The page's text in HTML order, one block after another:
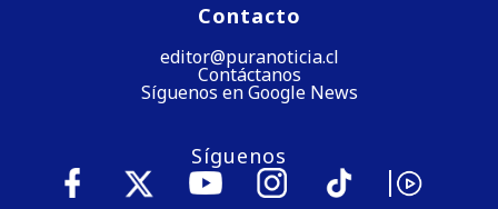
Contacto
editor@puranoticia.cl
Contáctanos
Síguenos en Google News
Síguenos